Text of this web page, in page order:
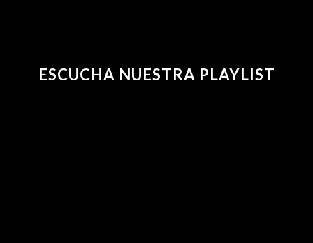
ESCUCHA NUESTRA PLAYLIST